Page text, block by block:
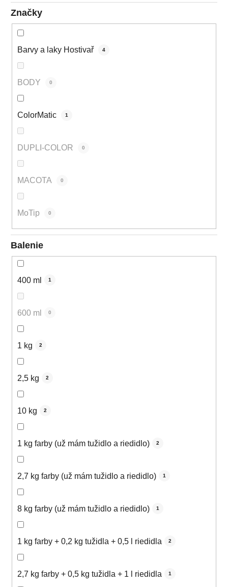
Značky
Barvy a laky Hostivař 4
BODY 0
ColorMatic 1
DUPLI-COLOR 0
MACOTA 0
MoTip 0
Balenie
400 ml 1
600 ml 0
1 kg 2
2,5 kg 2
10 kg 2
1 kg farby (už mám tužidlo a riedidlo) 2
2,7 kg farby (už mám tužidlo a riedidlo) 1
8 kg farby (už mám tužidlo a riedidlo) 1
1 kg farby + 0,2 kg tužidla + 0,5 l riedidla 2
2,7 kg farby + 0,5 kg tužidla + 1 l riedidla 1